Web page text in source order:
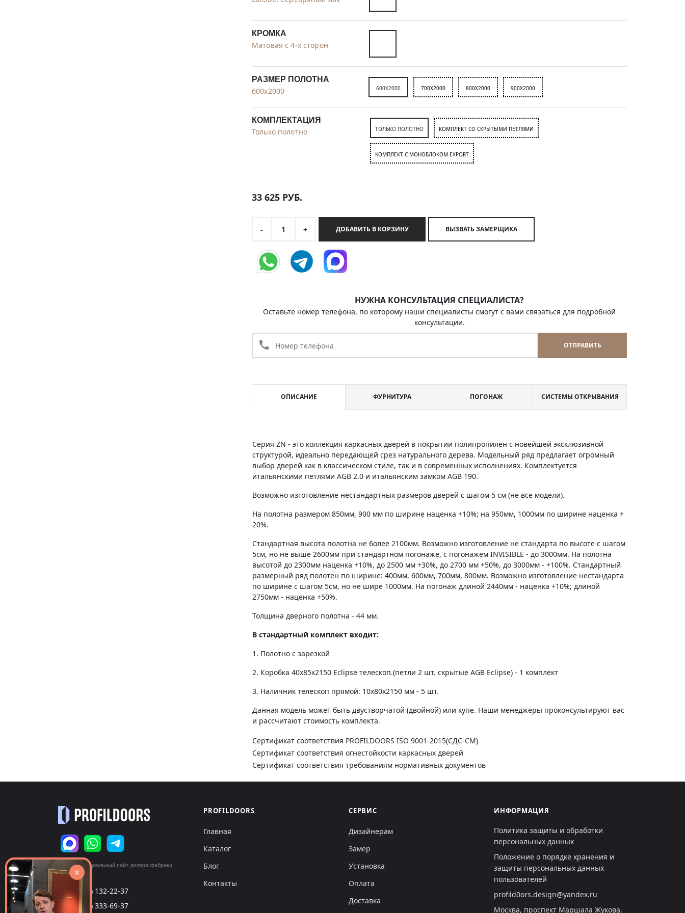
КРОМКА
Матовая с 4-х сторон
РАЗМЕР ПОЛОТНА
600x2000 600X2000 700X2000 800X2000 900X2000
КОМПЛЕКТАЦИЯ
Только полотно ТОЛЬКО ПОЛОТНО КОМПЛЕКТ СО СКРЫТЫМИ ПЕТЛЯМИ
КОМПЛЕКТ C МОНОБЛОКОМ EXPORT
33 625 РУБ.
- 1 + ДОБАВИТЬ В КОРЗИНУ ВЫЗВАТЬ ЗАМЕРЩИКА
НУЖНА КОНСУЛЬТАЦИЯ СПЕЦИАЛИСТА?
Оставьте номер телефона, по которому наши специалисты смогут с вами связаться для подробной
консультации.
call ОТПРАВИТЬ
ОПИСАНИЕ ФУРНИТУРА ПОГОНАЖ СИСТЕМЫ ОТКРЫВАНИЯ
Серия ZN - это коллекция каркасных дверей в покрытии полипропилен с новейшей эксклюзивной
структурой, идеально передающей срез натурального дерева. Модельный ряд предлагает огромный
выбор дверей как в классическом стиле, так и в современных исполнениях. Комплектуется
итальянскими петлями AGB 2.0 и итальянским замком AGB 190.
Возможно изготовление нестандартных размеров дверей с шагом 5 см (не все модели).
На полотна размером 850мм, 900 мм по ширине наценка +10%; на 950мм, 1000мм по ширине наценка +
20%.
Стандартная высота полотна не более 2100мм. Возможно изготовление не стандарта по высоте с шагом
5см, но не выше 2600мм при стандартном погонаже, с погонажем INVISIBLE - до 3000мм. На полотна
высотой до 2300мм наценка +10%, до 2500 мм +30%, до 2700 мм +50%, до 3000мм - +100%. Стандартный
размерный ряд полотен по ширине: 400мм, 600мм, 700мм, 800мм. Возможно изготовление нестандарта
по ширине с шагом 5см, но не шире 1000мм. На погонаж длиной 2440мм - наценка +10%; длиной
2750мм - наценка +50%.
Толщина дверного полотна - 44 мм.
В стандартный комплект входит:
1. Полотно c зарезкой
2. Коробка 40х85х2150 Eclipse телескоп.(петли 2 шт. скрытые AGB Eclipse) - 1 комплект
3. Наличник телескоп прямой: 10х80х2150 мм - 5 шт.
Данная модель может быть двустворчатой (двойной) или купе. Наши менеджеры проконсультируют вас
и рассчитают стоимость комплекта.
Сертификат соответствия PROFILDOORS ISO 9001-2015(СДС-СМ)
Сертификат соответствия огнестойкости каркасных дверей
Сертификат соответствия требованиям нормативных документов
© 2026 Официальный сайт дилера фабрики
«ProfilDoors»
+7 (495) 132-22-37
+7 (999) 333-69-37
PROFILDOORS
Главная
Каталог
Блог
Контакты
СЕРВИС
Дизайнерам
Замер
Установка
Оплата
Доставка
ИНФОРМАЦИЯ
Политика защиты и обработки
персональных данных
Положение о порядке хранения и
защиты персональных данных
пользователей
profild0ors.design@yandex.ru
Москва, проспект Маршала Жукова,
×